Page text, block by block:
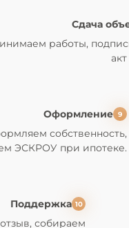
Сдача
работы,
9
Оформление
собственность,
ЭСКРОУ при ипотеке.
10
Поддержка
отзыв, собираем